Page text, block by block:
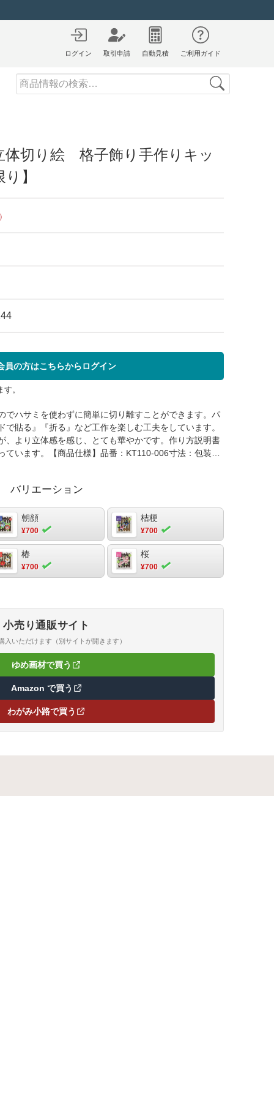
ログイン 取引申請 自動見積 ご利用ガイド
Search
体切り絵 格子飾り手作りキッ
】
員の方はこちらからログイン
。
でハサミを使わずに簡単に切り離すことができます。パ
貼る』『折る』など工作を楽しむ工夫をしています。
、より立体感を感じ、とても華やかです。作り方説明書
ています。【商品仕様】品番：KT110-006寸法：包装
じ又は竹串(細かいところを貼るのに便利)・ぬれふき
バリエーション
朝顔
¥700
桔梗
¥700
椿
¥700
桜
¥700
小売り通販サイト
入いただけます（別サイトが開きます）
ゆめ画材で買う（新しいタブで開きます）
Amazon で買う（新しいタブで開きます）
わがみ小路で買う（新しいタブで開きます）